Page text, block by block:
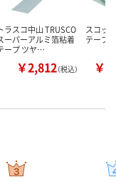
ラスコ中山 TRUSCO
ーパーアルミ箔粘着
ープ ツヤ…
￥2,812（税込）
スコッ
テープ（
￥